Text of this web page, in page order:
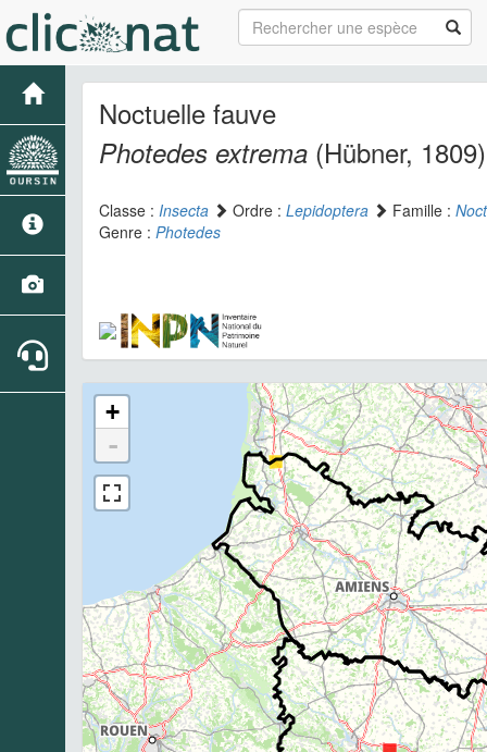
Noctuelle fauve
Photedes extrema (Hübner, 1809)
Classe : Insecta Ordre : Lepidoptera Famille :
Genre : Photedes
+
-